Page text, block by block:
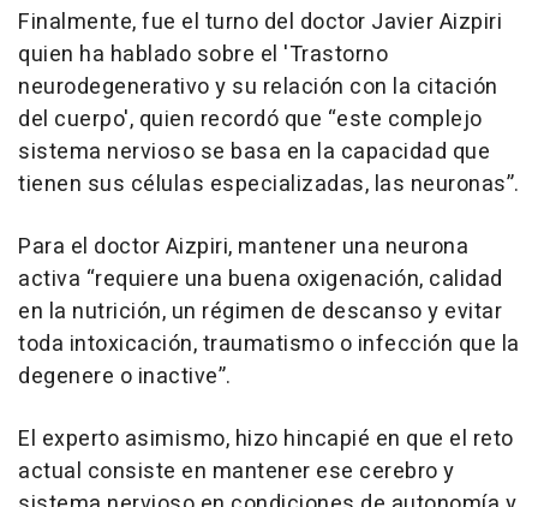
Finalmente, fue el turno del doctor Javier Aizpiri
quien ha hablado sobre el 'Trastorno
neurodegenerativo y su relación con la citación
del cuerpo', quien recordó que “este complejo
sistema nervioso se basa en la capacidad que
tienen sus células especializadas, las neuronas”.
Para el doctor Aizpiri, mantener una neurona
activa “requiere una buena oxigenación, calidad
en la nutrición, un régimen de descanso y evitar
toda intoxicación, traumatismo o infección que la
degenere o inactive”.
El experto asimismo, hizo hincapié en que el reto
actual consiste en mantener ese cerebro y